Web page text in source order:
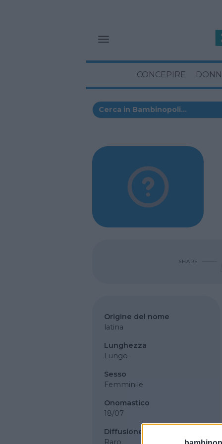
CONCEPIRE
SHARE
Origine del nome
latina
Lunghezza
Lungo
Sesso
Femminile
Onomastico
18/07
Diffusione
Raro